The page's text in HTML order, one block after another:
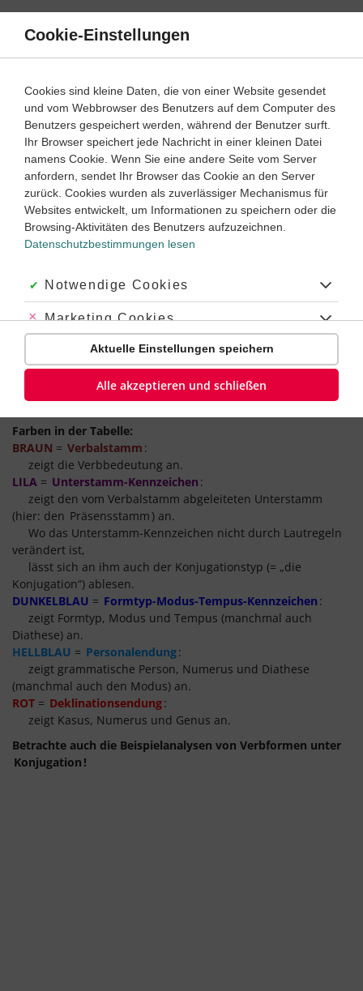
Direkt
Inhalt
Latein 1. Lernjahr ‐ Abitur
īre (Verb)
Formen des Präsensstamms
Der Präsensstamm des Verbsīregehenverbindet sich mit der
ī-Konjugation(siehe auchKonjugationen des
Abkürzungen in der Tabelle:
Gen. = Genitiv
Imp. = Imperativ
Nom. = Nominativ
Pl. = Plural (1.Pl. = 1.Person Plural, usw.)
PPA = „Partizip Präsens Aktiv“
Sg. = Singular (1.Sg. = 1.Person Singular, usw.)
Farben in der Tabelle:
BRAUN = Verbalstamm :
zeigt die Verbbedeutung an.
LILA = Unterstamm-Kennzeichen :
zeigt den vom Verbalstamm abgeleiteten Unterstamm
(hier: den Präsensstamm ) an.
Wo das Unterstamm-Kennzeichen nicht durch Lautregeln
verändert ist,
lässt sich an ihm auch der Konjugationstyp (= „die
Konjugation“) ablesen.
DUNKELBLAU = Formtyp-Modus-Tempus-Kennzeichen :
zeigt Formtyp, Modus und Tempus (manchmal auch
Diathese) an.
HELLBLAU = Personalendung:
zeigt grammatische Person, Numerus und Diathese
(manchmal auch den Modus) an.
ROT = Deklinationsendung:
zeigt Kasus, Numerus und Genus an.
Betrachte auch die Beispielanalysen von Verbformen unter
Konjugation !
Cookie-Einstellungen
Cookies sind kleine Daten, die von einer Website gesendet
und vom Webbrowser des Benutzers auf dem Computer des
Benutzers gespeichert werden, während der Benutzer surft.
Ihr Browser speichert jede Nachricht in einer kleinen Datei
namens Cookie. Wenn Sie eine andere Seite vom Server
anfordern, sendet Ihr Browser das Cookie an den Server
zurück. Cookies wurden als zuverlässiger Mechanismus für
Websites entwickelt, um Informationen zu speichern oder die
Browsing-Aktivitäten des Benutzers aufzuzeichnen.
Datenschutzbestimmungen lesen
Akzeptiert:
Notwendige Cookies
Abgelehnt:
Marketing Cookies
Abgelehnt:
Personalisierungs-Cookies
Aktuelle Einstellungen speichern
Alle akzeptieren und schließen